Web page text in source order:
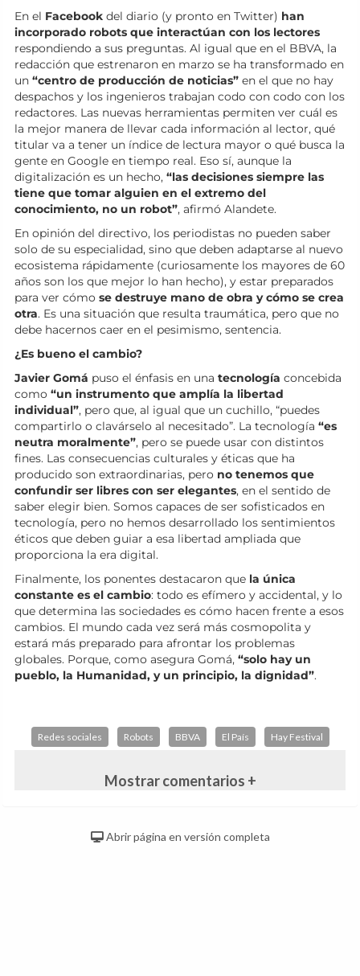
En el Facebook del diario (y pronto en Twitter) han
incorporado robots que interactúan con los lectores
respondiendo a sus preguntas. Al igual que en el BBVA, la
redacción que estrenaron en marzo se ha transformado en
un “centro de producción de noticias” en el que no hay
despachos y los ingenieros trabajan codo con codo con los
redactores. Las nuevas herramientas permiten ver cuál es
la mejor manera de llevar cada información al lector, qué
titular va a tener un índice de lectura mayor o qué busca la
gente en Google en tiempo real. Eso sí, aunque la
digitalización es un hecho, “las decisiones siempre las
tiene que tomar alguien en el extremo del
conocimiento, no un robot”, afirmó Alandete.
En opinión del directivo, los periodistas no pueden saber
solo de su especialidad, sino que deben adaptarse al nuevo
ecosistema rápidamente (curiosamente los mayores de 60
años son los que mejor lo han hecho), y estar preparados
para ver cómo se destruye mano de obra y cómo se crea
otra. Es una situación que resulta traumática, pero que no
debe hacernos caer en el pesimismo, sentencia.
¿Es bueno el cambio?
Javier Gomá puso el énfasis en una tecnología concebida
como “un instrumento que amplía la libertad
individual”, pero que, al igual que un cuchillo, “puedes
compartirlo o clavárselo al necesitado”. La tecnología “es
neutra moralmente”, pero se puede usar con distintos
fines. Las consecuencias culturales y éticas que ha
producido son extraordinarias, pero no tenemos que
confundir ser libres con ser elegantes, en el sentido de
saber elegir bien. Somos capaces de ser sofisticados en
tecnología, pero no hemos desarrollado los sentimientos
éticos que deben guiar a esa libertad ampliada que
proporciona la era digital.
Finalmente, los ponentes destacaron que la única
constante es el cambio: todo es efímero y accidental, y lo
que determina las sociedades es cómo hacen frente a esos
cambios. El mundo cada vez será más cosmopolita y
estará más preparado para afrontar los problemas
globales. Porque, como asegura Gomá, “solo hay un
pueblo, la Humanidad, y un principio, la dignidad”.
Redes sociales Robots BBVA El País Hay Festival
Mostrar comentarios +
Abrir página en versión completa